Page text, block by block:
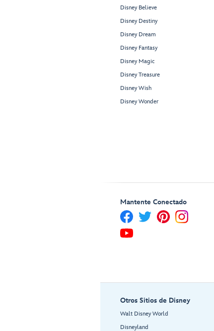
Disney Believe
Disney Destiny
Disney Dream
Disney Fantasy
Disney Magic
Disney Treasure
Disney Wish
Disney Wonder
Mantente Conectado
Otros Sitios de Disney
Walt Disney World
Disneyland